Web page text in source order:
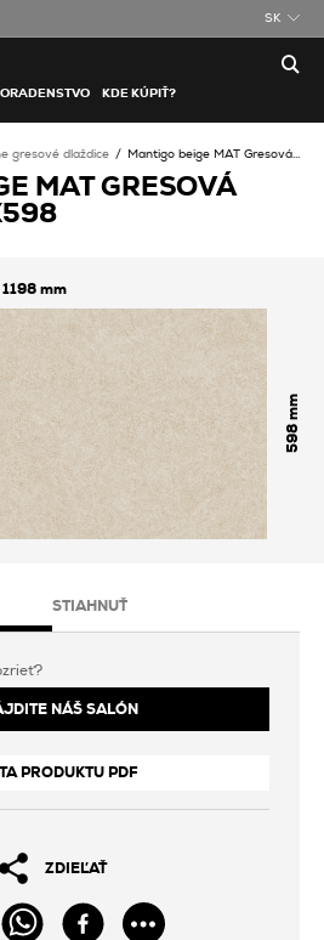
SK
KDE KÚPIŤ?
gresové dlaždice Mantigo beige MAT Gresová dlažba
MAT GRESOVÁ
1198
598
STIAHNUŤ
NÁŠ SALÓN
PRODUKTU PDF
ZDIEĽAŤ